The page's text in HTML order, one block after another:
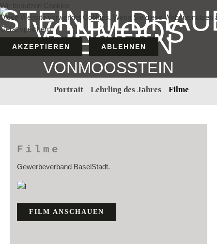
VONMOOSSTEIN
Portrait Lehrling des Jahres Filme
Filme
Gewerbeverband BaselStadt.
FILM ANSCHAUEN
Wir benutzen Cookies
Diese Website verwendet Cookies. Wenn Sie diese Website
Gerät speichern.
AKZEPTIEREN ABLEHNEN